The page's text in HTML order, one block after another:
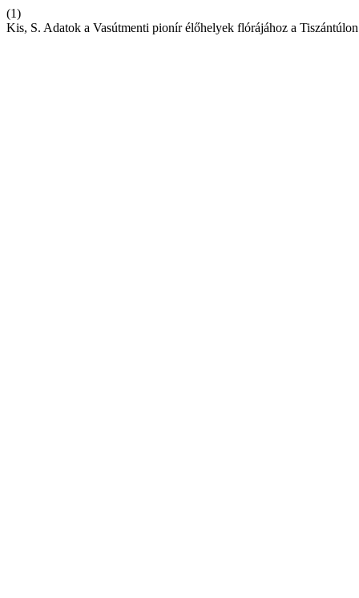
(1)
Kis, S. Adatok a Vasútmenti pionír élőhelyek flórájához a